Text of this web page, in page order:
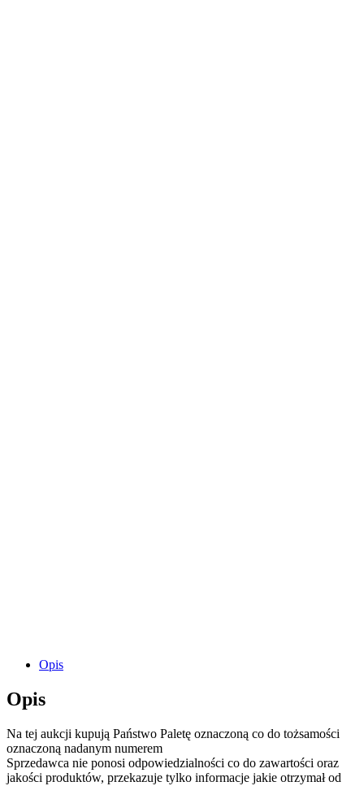
Opis
Opis
Na tej aukcji kupują Państwo Paletę oznaczoną co do tożsamości
oznaczoną nadanym numerem
Sprzedawca nie ponosi odpowiedzialności co do zawartości oraz
jakości produktów, przekazuje tylko informacje jakie otrzymał od